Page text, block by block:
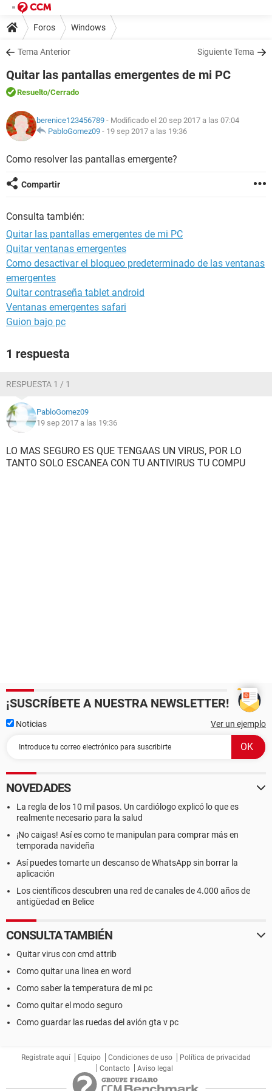
Foros Windows
Tema Anterior Siguiente Tema
Quitar las pantallas emergentes de mi PC
Resuelto/Cerrado
berenice123456789 - Modificado el 20 sep 2017 a las 07:04
PabloGomez09 - 19 sep 2017 a las 19:36
Como resolver las pantallas emergente?
Compartir
Consulta también:
Quitar las pantallas emergentes de mi PC
Quitar ventanas emergentes
Como desactivar el bloqueo predeterminado de las ventanas
emergentes
Quitar contraseña tablet android
Ventanas emergentes safari
Guion bajo pc
1 respuesta
RESPUESTA 1 / 1
PabloGomez09
19 sep 2017 a las 19:36
LO MAS SEGURO ES QUE TENGAAS UN VIRUS, POR LO
TANTO SOLO ESCANEA CON TU ANTIVIRUS TU COMPU
¡SUSCRÍBETE A NUESTRA NEWSLETTER!
Noticias Ver un ejemplo
NOVEDADES
La regla de los 10 mil pasos. Un cardiólogo explicó lo que es
realmente necesario para la salud
¡No caigas! Así es como te manipulan para comprar más en
temporada navideña
Así puedes tomarte un descanso de WhatsApp sin borrar la
aplicación
Los científicos descubren una red de canales de 4.000 años de
antigüedad en Belice
CONSULTA TAMBIÉN
Quitar virus con cmd attrib
Como quitar una linea en word
Como saber la temperatura de mi pc
Como quitar el modo seguro
Como guardar las ruedas del avión gta v pc
Regístrate aquí Equipo Condiciones de uso
Política de privacidad
Contacto
Aviso legal